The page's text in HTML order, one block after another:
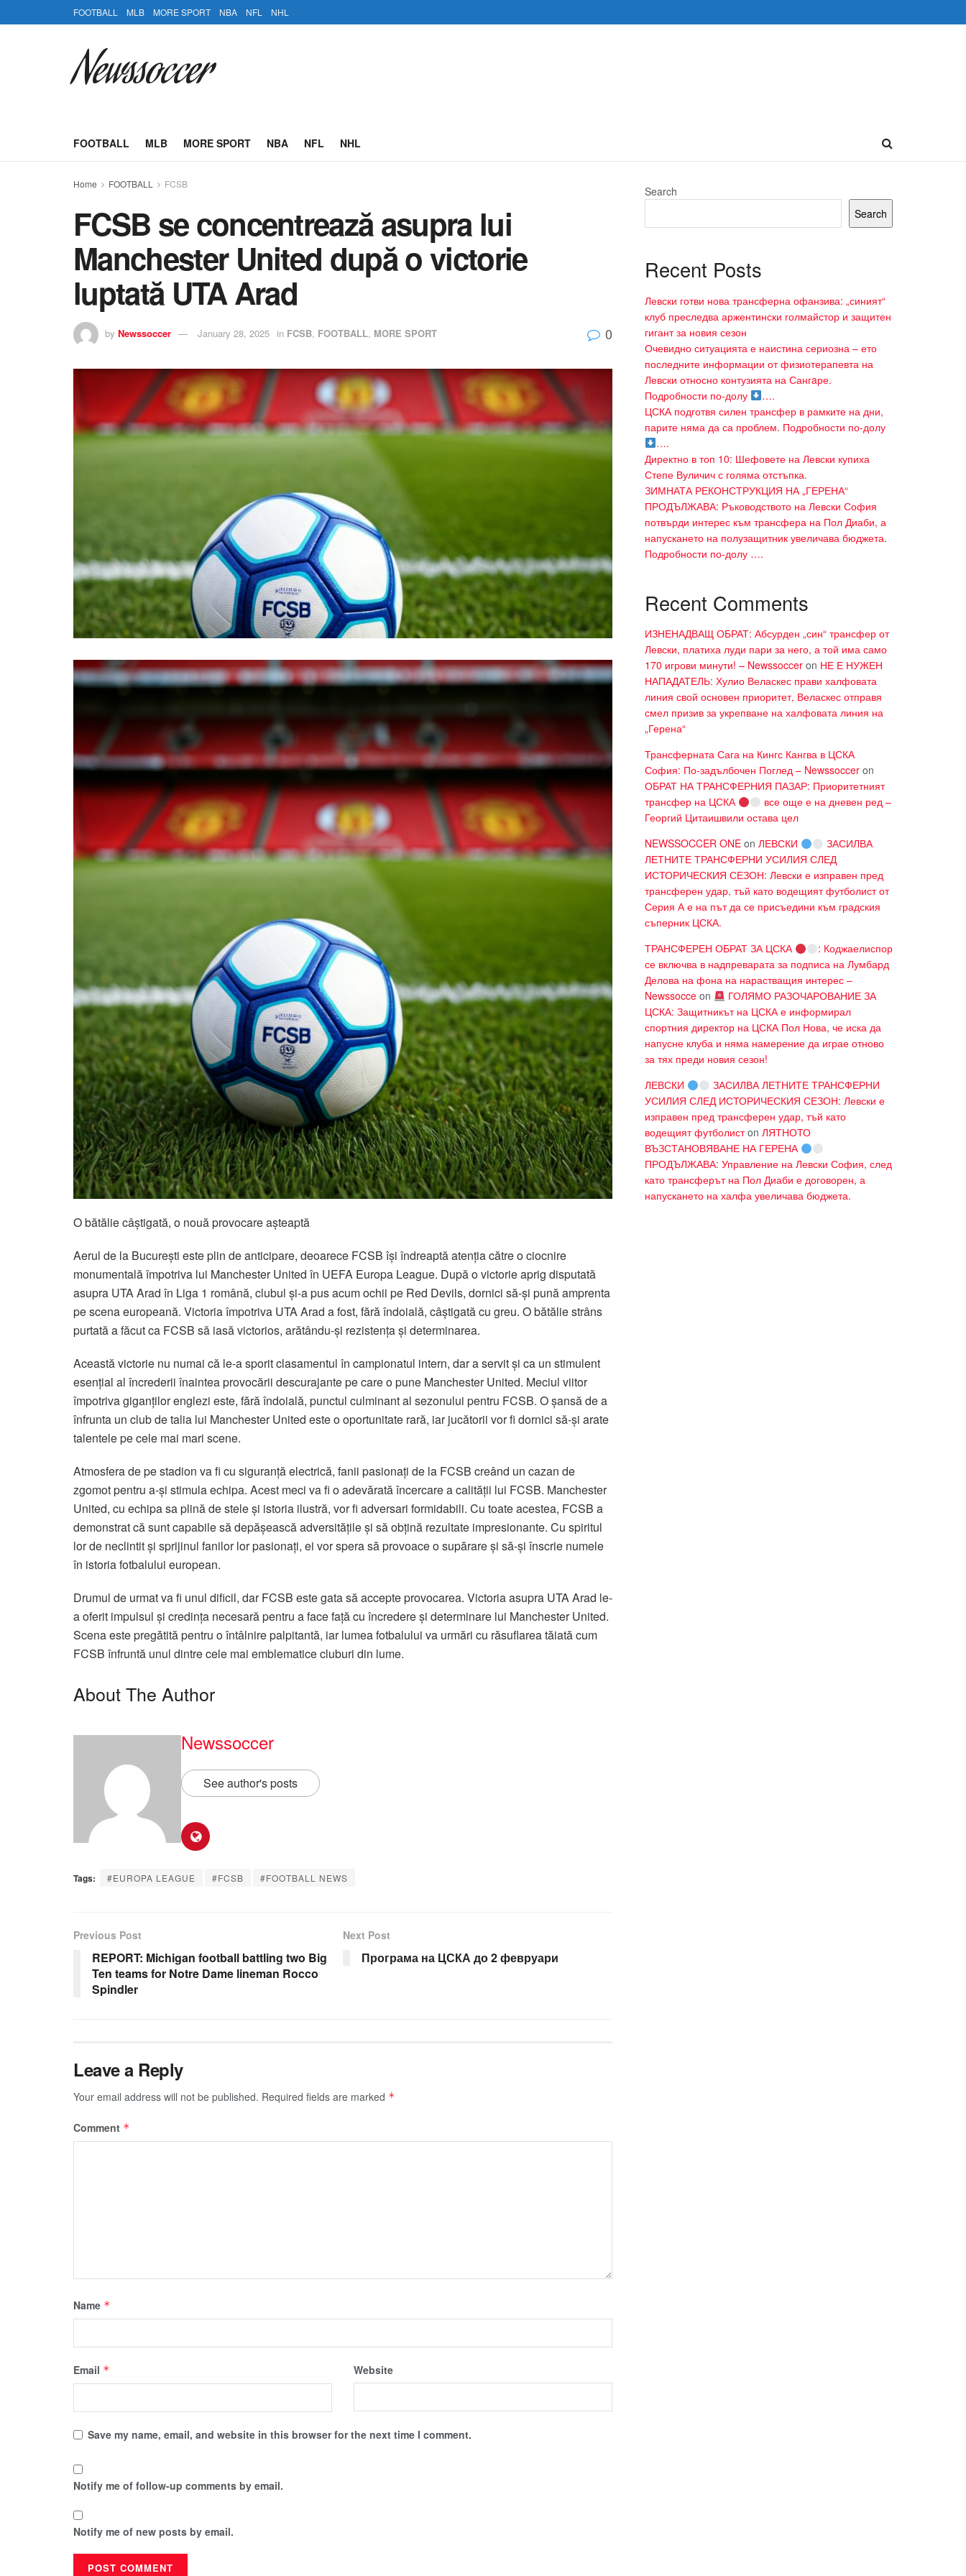
FOOTBALL MLB MORE SPORT NBA NFL NHL
Newssoccer
FOOTBALL MLB MORE SPORT NBA NFL NHL
Home FOOTBALL FCSB
FCSB se concentrează asupra lui
Manchester United după o victorie
luptată UTA Arad
by Newssoccer January 28, 2025 in FCSB, FOOTBALL, MORE SPORT 0
O bătălie câștigată, o nouă provocare așteaptă
Aerul de la București este plin de anticipare, deoarece FCSB își îndreaptă atenția către o ciocnire
monumentală împotriva lui Manchester United în UEFA Europa League. După o victorie aprig disputată
asupra UTA Arad în Liga 1 română, clubul și-a pus acum ochii pe Red Devils, dornici să-și pună amprenta
pe scena europeană. Victoria împotriva UTA Arad a fost, fără îndoială, câștigată cu greu. O bătălie strâns
purtată a făcut ca FCSB să iasă victorios, arătându-și rezistența și determinarea.
Această victorie nu numai că le-a sporit clasamentul în campionatul intern, dar a servit și ca un stimulent
esențial al încrederii înaintea provocării descurajante pe care o pune Manchester United. Meciul viitor
împotriva giganților englezi este, fără îndoială, punctul culminant al sezonului pentru FCSB. O șansă de a
înfrunta un club de talia lui Manchester United este o oportunitate rară, iar jucătorii vor fi dornici să-și arate
talentele pe cele mai mari scene.
Atmosfera de pe stadion va fi cu siguranță electrică, fanii pasionați de la FCSB creând un cazan de
zgomot pentru a-și stimula echipa. Acest meci va fi o adevărată încercare a calității lui FCSB. Manchester
United, cu echipa sa plină de stele și istoria ilustră, vor fi adversari formidabili. Cu toate acestea, FCSB a
demonstrat că sunt capabile să depășească adversitățile și să obțină rezultate impresionante. Cu spiritul
lor de neclintit și sprijinul fanilor lor pasionați, ei vor spera să provoace o supărare și să-și înscrie numele
în istoria fotbalului european.
Drumul de urmat va fi unul dificil, dar FCSB este gata să accepte provocarea. Victoria asupra UTA Arad le-
a oferit impulsul și credința necesară pentru a face față cu încredere și determinare lui Manchester United.
Scena este pregătită pentru o întâlnire palpitantă, iar lumea fotbalului va urmări cu răsuflarea tăiată cum
FCSB înfruntă unul dintre cele mai emblematice cluburi din lume.
About The Author
Newssoccer
See author's posts
Tags: #EUROPA LEAGUE #FCSB #FOOTBALL NEWS
Previous Post
REPORT: Michigan football battling two Big
Ten teams for Notre Dame lineman Rocco
Spindler
Next Post
Програма на ЦСКА до 2 февруари
Leave a Reply
Your email address will not be published. Required fields are marked *
Comment *
Name *
Email * Website
Save my name, email, and website in this browser for the next time I comment.
Notify me of follow-up comments by email.
Notify me of new posts by email.
Search
Search
Recent Posts
Левски готви нова трансферна офанзива: „синият“
клуб преследва аржентински голмайстор и защитен
гигант за новия сезон
Очевидно ситуацията е наистина сериозна – ето
последните информации от физиотерапевта на
Левски относно контузията на Сангaре.
Подробности по-долу
….
ЦСКА подготвя силен трансфер в рамките на дни,
парите няма да са проблем. Подробности по-долу
….
Директно в топ 10: Шефовете на Левски купиха
Степе Вуличич с голяма отстъпка.
ЗИМНАТА РЕКОНСТРУКЦИЯ НА „ГЕРЕНА“
ПРОДЪЛЖАВА: Ръководството на Левски София
потвърди интерес към трансфера на Пол Диаби, а
напускането на полузащитник увеличава бюджета.
Подробности по-долу ….
Recent Comments
ИЗНЕНАДВАЩ ОБРАТ: Абсурден „син“ трансфер от
Левски, платиха луди пари за него, а той има само
170 игрови минути! – Newssoccer on НЕ Е НУЖЕН
НАПАДАТЕЛЬ: Хулио Веласкес прави халфовата
линия свой основен приоритет, Веласкес отправя
смел призив за укрепване на халфовата линия на
„Герена“
Трансферната Сага на Кингс Кангва в ЦСКА
София: По-задълбочен Поглед – Newssoccer on
ОБРАТ НА ТРАНСФЕРНИЯ ПАЗАР: Приоритетният
трансфер на ЦСКА
все още е на дневен ред –
Георгий Цитаишвили остава цел
NEWSSOCCER ONE on ЛЕВСКИ
ЗАСИЛВА
ЛЕТНИТЕ ТРАНСФЕРНИ УСИЛИЯ СЛЕД
ИСТОРИЧЕСКИЯ СЕЗОН: Левски е изправен пред
трансферен удар, тъй като водещият футболист от
Серия А е на път да се присъедини към градския
съперник ЦСКА.
ТРАНСФЕРЕН ОБРАТ ЗА ЦСКА
: Коджаелиспор
се включва в надпреварата за подписа на Лумбард
Делова на фона на нарастващия интерес –
Newssocce on
ГОЛЯМО РАЗОЧАРОВАНИЕ ЗА
ЦСКА: Защитникът на ЦСКА е информирал
спортния директор на ЦСКА Пол Нова, че иска да
напусне клуба и няма намерение да играе отново
за тях преди новия сезон!
ЛЕВСКИ
ЗАСИЛВА ЛЕТНИТЕ ТРАНСФЕРНИ
УСИЛИЯ СЛЕД ИСТОРИЧЕСКИЯ СЕЗОН: Левски е
изправен пред трансферен удар, тъй като
водещият футболистon ЛЯТНОТО
ВЪЗСТАНОВЯВАНЕ НА ГЕРЕНА
ПРОДЪЛЖАВА: Управление на Левски София, след
като трансферът на Пол Диаби е договорен, а
напускането на халфа увеличава бюджета.